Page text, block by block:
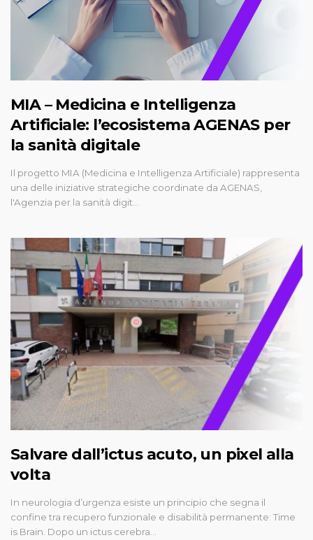
MIA – Medicina e Intelligenza
Artificiale: l’ecosistema AGENAS per
la sanità digitale
Il progetto MIA (Medicina e Intelligenza Artificiale) rappresenta
una delle iniziative strategiche coordinate da AGENAS,
l'Agenzia per la sanità digit…
Salvare dall’ictus acuto, un pixel alla
volta
In neurologia d’urgenza esiste un principio che segna il
confine tra recupero funzionale e disabilità permanente: Time
is Brain. Dopo un ictus cerebra…